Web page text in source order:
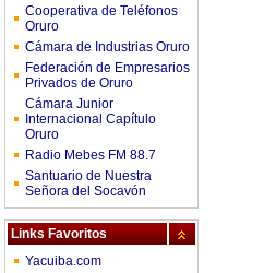
Cooperativa de Teléfonos
Oruro
Cámara de Industrias Oruro
Federación de Empresarios
Privados de Oruro
Cámara Junior
Internacional Capítulo
Oruro
Radio Mebes FM 88.7
Santuario de Nuestra
Señora del Socavón
Links Favoritos
Yacuiba.com